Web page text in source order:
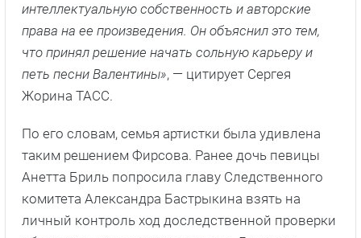
интеллектуальную собственность и авторские
права на ее произведения. Он объяснил это тем,
что принял решение начать сольную карьеру и
петь песни Валентины», — цитирует Сергея
Жорина ТАСС.
По его словам, семья артистки была удивлена
таким решением Фирсова. Ранее дочь певицы
Анетта Бриль попросила главу Следственного
комитета Александра Бастрыкина взять на
личный контроль ход доследственной проверки